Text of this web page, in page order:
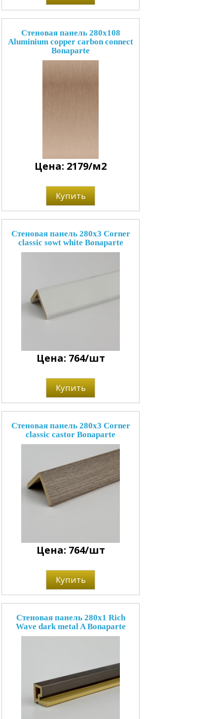
Стеновая панель 280x108
Aluminium copper carbon connect
Bonaparte
Цена: 2179/м2
Купить
Стеновая панель 280x3 Corner
classic sowt white Bonaparte
Цена: 764/шт
Купить
Стеновая панель 280x3 Corner
classic castor Bonaparte
Цена: 764/шт
Купить
Стеновая панель 280x1 Rich
Wave dark metal A Bonaparte